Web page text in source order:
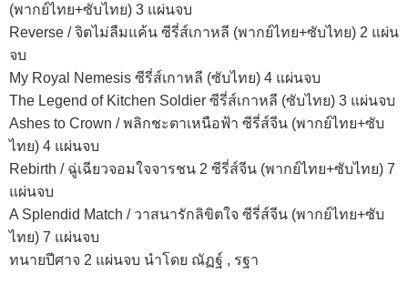
(พากย์ไทย+ซับไทย) 3 แผ่นจบ
Reverse / จิตไม่ลืมแค้น ซีรี่ส์เกาหลี (พากย์ไทย+ซับไทย) 2 แผ่น
จบ
My Royal Nemesis ซีรี่ส์เกาหลี (ซับไทย) 4 แผ่นจบ
The Legend of Kitchen Soldier ซีรี่ส์เกาหลี (ซับไทย) 3 แผ่นจบ
Ashes to Crown / พลิกชะตาเหนือฟ้า ซีรี่ส์จีน (พากย์ไทย+ซับ
ไทย) 4 แผ่นจบ
Rebirth / ฉู่เฉียวจอมใจจารชน 2 ซีรี่ส์จีน (พากย์ไทย+ซับไทย) 7
แผ่นจบ
A Splendid Match / วาสนารักลิขิตใจ ซีรี่ส์จีน (พากย์ไทย+ซับ
ไทย) 7 แผ่นจบ
ทนายปีศาจ 2 แผ่นจบ นำโดย ณัฏฐ์ , รฐา